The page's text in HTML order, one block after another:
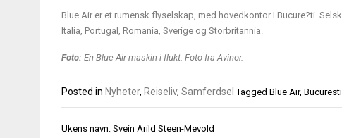
Blue Air er et rumensk flyselskap, med hovedkontor I Bucure?ti.
Italia, Portugal, Romania, Sverige og Storbritannia.
Foto: En Blue Air-maskin i flukt. Foto fra Avinor.
Posted in Nyheter, Reiseliv, Samferdsel Tagged Blue Air, Bucuresti
Innleggsnavigasjon
Ukens navn: Svein Arild Steen-Mevold